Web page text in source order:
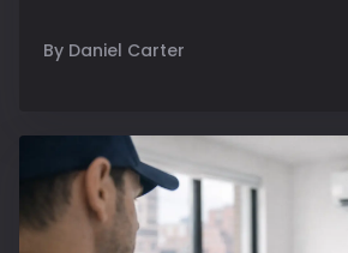
By Daniel Carter